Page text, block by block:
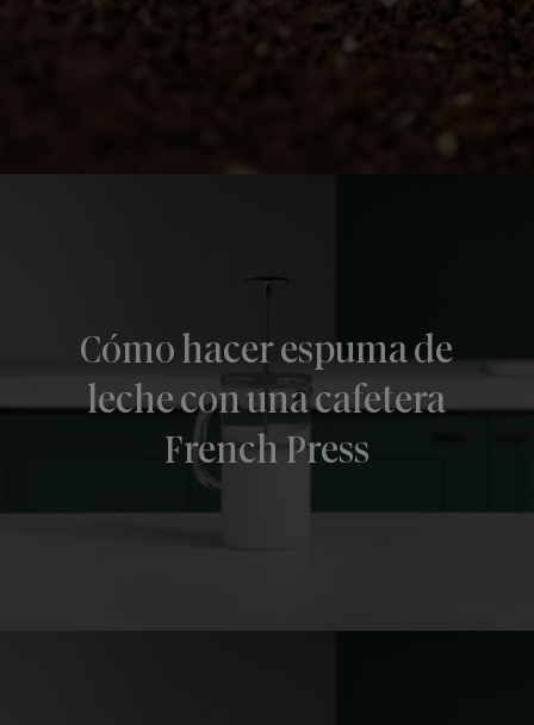
Cómo hacer espuma de
leche con una cafetera
French Press